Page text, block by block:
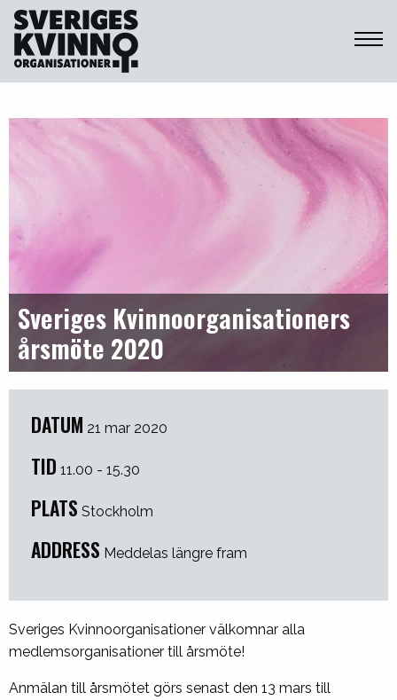
Sveriges Kvinnoorganisationer
Sveriges Kvinnoorganisationers
årsmöte 2020
DATUM 21 mar 2020
TID 11.00 - 15.30
PLATS Stockholm
ADDRESS Meddelas längre fram
Sveriges Kvinnoorganisationer välkomnar alla
medlemsorganisationer till årsmöte!
Anmälan till årsmötet görs senast den 13 mars till